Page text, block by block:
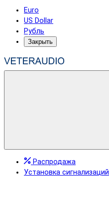
Euro
US Dollar
Рубль
Закрыть
Распродажа
Установка сигнализаций